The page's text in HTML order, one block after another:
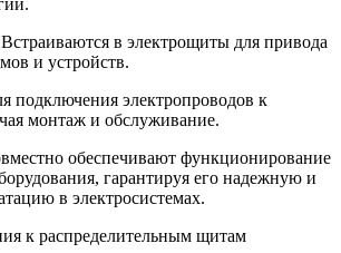
в электрощиты для привода
и устройств.
подключения электропроводов к
монтаж и обслуживание.
обеспечивают функционирование
гарантируя его надежную и
в электросистемах.
к распределительным щитам